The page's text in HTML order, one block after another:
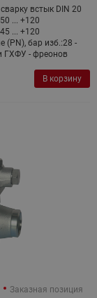
встык DIN 20
... +120
... +120
(PN), бар изб.:28 -
ГХФУ - фреонов
В корзину
Заказная позиция